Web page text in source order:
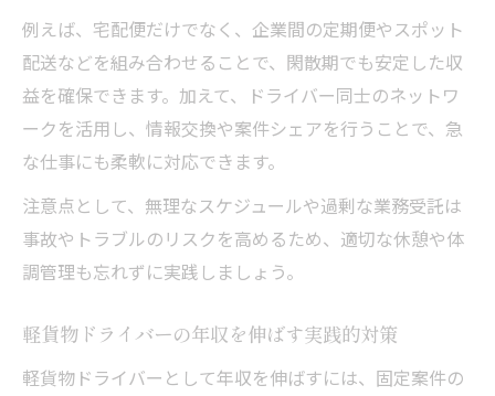
例えば、宅配便だけでなく、企業間の定期便やスポット
配送などを組み合わせることで、閑散期でも安定した収
益を確保できます。加えて、ドライバー同士のネットワ
ークを活用し、情報交換や案件シェアを行うことで、急
な仕事にも柔軟に対応できます。
注意点として、無理なスケジュールや過剰な業務受託は
事故やトラブルのリスクを高めるため、適切な休憩や体
調管理も忘れずに実践しましょう。
軽貨物ドライバーの年収を伸ばす実践的対策
軽貨物ドライバーとして年収を伸ばすには、固定案件の